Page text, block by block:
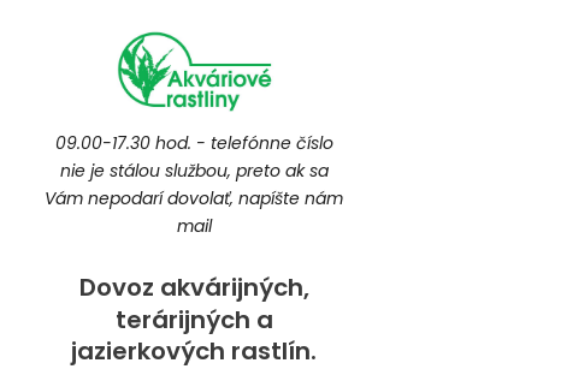
09.00-17.30 hod. - telefónne číslo
nie je stálou službou, preto ak sa
Vám nepodarí dovolať, napíšte nám
mail
Dovoz akvárijných,
terárijných a
jazierkových rastlín.